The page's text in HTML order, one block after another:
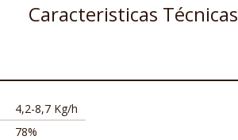
Caracteristicas Técnicas
4,2-8,7 Kg/h
78%